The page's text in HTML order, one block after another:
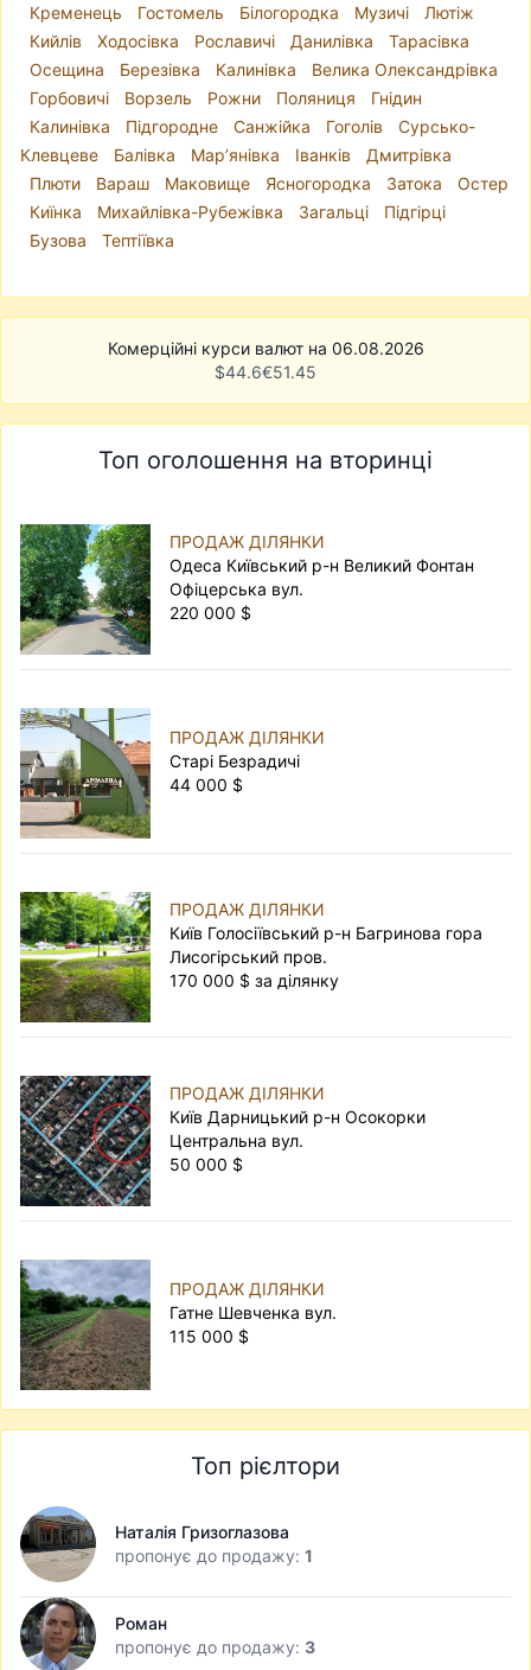
Кременець
Гостомель Білогородка Музичі
Лютіж
Кийлів
Ходосівка Рославичі Данилівка
Тарасівка
Осещина
Березівка Калинівка
Велика Олександрівка
Горбовичі
Ворзель Рожни Поляниця
Гнідин
Калинівка
Підгородне Санжійка Гоголів
Сурсько-
Клевцеве
Балівка Мар’янівка Іванків
Дмитрівка
Плюти
Вараш Маковище Ясногородка Затока
Остер
Киїнка
Михайлівка-Рубежівка Загальці
Підгірці
Бузова
Тептіївка
Комерційні курси валют на 06.08.2026
$44.6€51.45
Топ оголошення на вторинці
ПРОДАЖ ДІЛЯНКИ
Одеса Київський р-н Великий Фонтан
Офіцерська вул.
220 000 $
ПРОДАЖ ДІЛЯНКИ
Старі Безрадичі
44 000 $
ПРОДАЖ ДІЛЯНКИ
Київ Голосіївський р-н Багринова гора
Лисогірський пров.
170 000 $ за ділянку
ПРОДАЖ ДІЛЯНКИ
Київ Дарницький р-н Осокорки
Центральна вул.
50 000 $
ПРОДАЖ ДІЛЯНКИ
Гатне Шевченка вул.
115 000 $
Топ рієлтори
Наталія Гризоглазова
пропонує до продажу: 1
Роман
пропонує до продажу: 3